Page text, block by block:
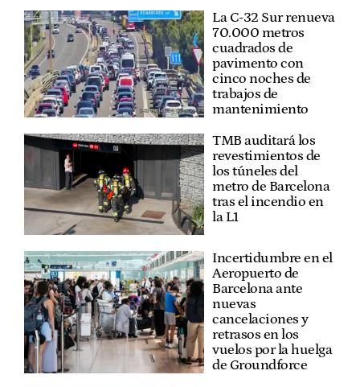
La C-32 Sur renueva
70.000 metros
cuadrados de
pavimento con
cinco noches de
trabajos de
mantenimiento
TMB auditará los
revestimientos de
los túneles del
metro de Barcelona
tras el incendio en
la L1
Incertidumbre en el
Aeropuerto de
Barcelona ante
nuevas
cancelaciones y
retrasos en los
vuelos por la huelga
de Groundforce